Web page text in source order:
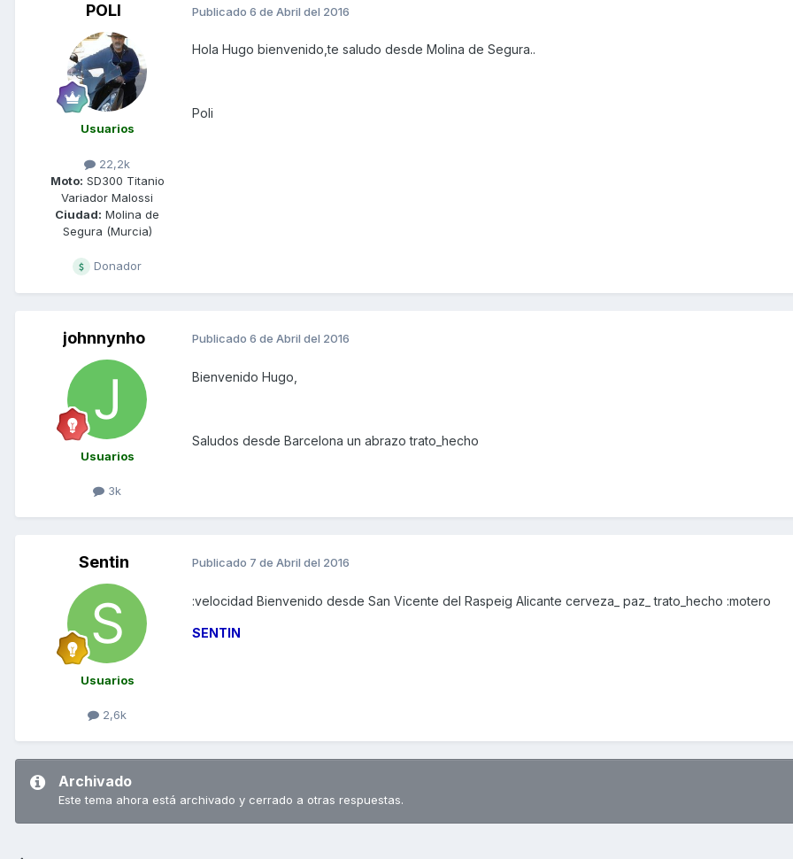
POLI
Usuarios
22,2k
Moto: SD300 Titanio
Variador Malossi
Ciudad: Molina de
Segura (Murcia)
Donador
Publicado 6 de Abril del 2016
Hola Hugo bienvenido,te saludo desde Molina de Segura..
Poli
johnnynho
Usuarios
3k
Publicado 6 de Abril del 2016
Bienvenido Hugo,
Saludos desde Barcelona un abrazo trato_hecho
Sentin
Usuarios
2,6k
Publicado 7 de Abril del 2016
:velocidad Bienvenido desde San Vicente del Raspeig Alicante cerveza_ paz_ trato_hecho :motero
SENTIN
Archivado
Este tema ahora está archivado y cerrado a otras respuestas.